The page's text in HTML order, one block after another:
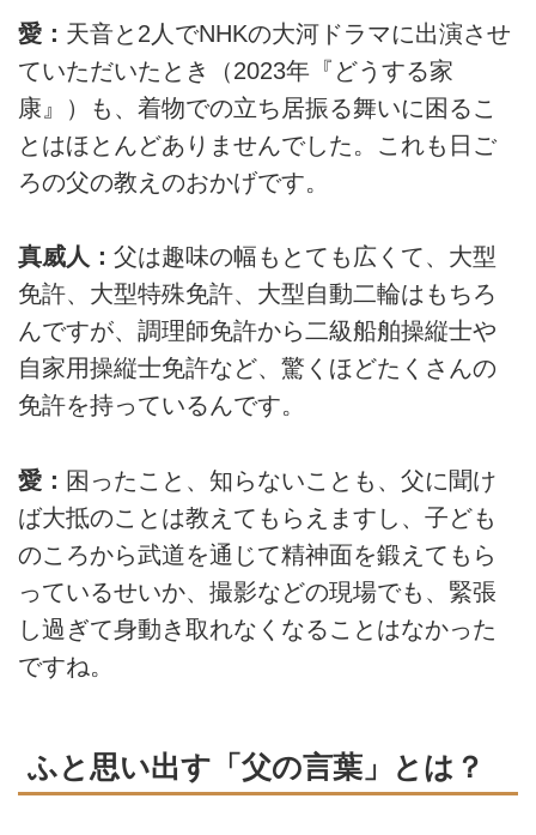
愛： 天音と2人でNHKの大河ドラマに出演させ
ていただいたとき（2023年『どうする家
康』）も、着物での立ち居振る舞いに困るこ
とはほとんどありませんでした。これも日ご
ろの父の教えのおかげです。
真威人： 父は趣味の幅もとても広くて、大型
免許、大型特殊免許、大型自動二輪はもちろ
んですが、調理師免許から二級船舶操縦士や
自家用操縦士免許など、驚くほどたくさんの
免許を持っているんです。
愛： 困ったこと、知らないことも、父に聞け
ば大抵のことは教えてもらえますし、子ども
のころから武道を通じて精神面を鍛えてもら
っているせいか、撮影などの現場でも、緊張
し過ぎて身動き取れなくなることはなかった
ですね。
ふと思い出す「父の言葉」とは？